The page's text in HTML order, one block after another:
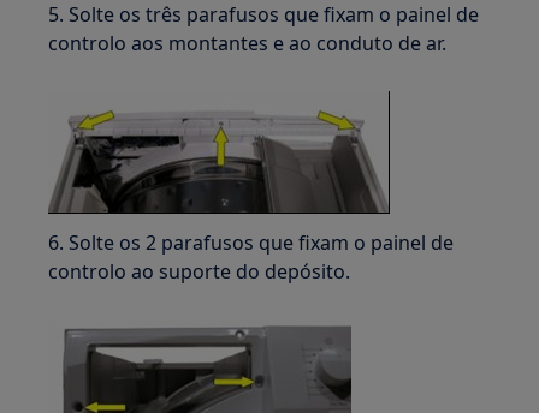
5. Solte os três parafusos que fixam o painel de
controlo aos montantes e ao conduto de ar.
6. Solte os 2 parafusos que fixam o painel de
controlo ao suporte do depósito.